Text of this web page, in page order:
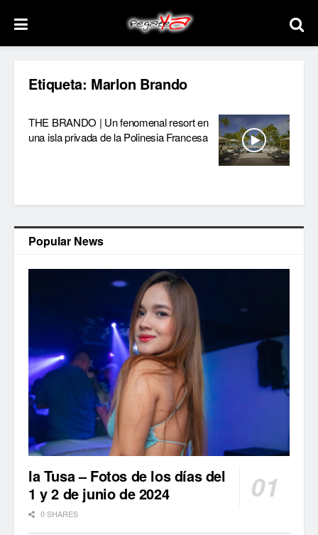
Etiqueta: Marlon Brando
THE BRANDO | Un fenomenal resort en
una isla privada de la Polinesia Francesa
Popular News
la Tusa – Fotos de los días del
1 y 2 de junio de 2024
0 SHARES